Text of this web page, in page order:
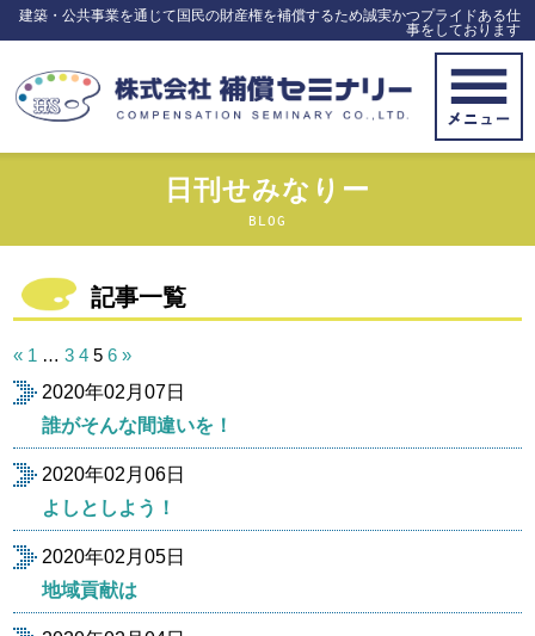
建築・公共事業を通じて国民の財産権を補償するため誠実かつプライドある仕
事をしております
日刊せみなりー
BLOG
記事一覧
投
稿
の
ー
ジ
« 1 … 3 4 5 6 »
2020年02月07日
誰がそんな間違いを！
2020年02月06日
よしとしよう！
2020年02月05日
地域貢献は